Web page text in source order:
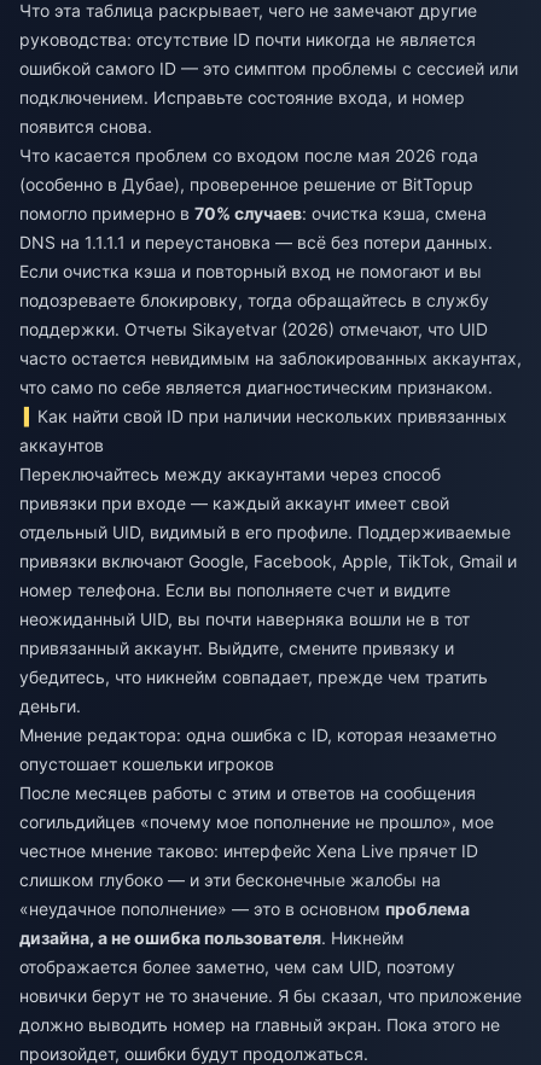
Что эта таблица раскрывает, чего не замечают другие
руководства: отсутствие ID почти никогда не является
ошибкой самого ID — это симптом проблемы с сессией или
подключением. Исправьте состояние входа, и номер
появится снова.
Что касается проблем со входом после мая 2026 года
(особенно в Дубае), проверенное решение от BitTopup
помогло примерно в 70% случаев: очистка кэша, смена
DNS на 1.1.1.1 и переустановка — всё без потери данных.
Если очистка кэша и повторный вход не помогают и вы
подозреваете блокировку, тогда обращайтесь в службу
поддержки. Отчеты Sikayetvar (2026) отмечают, что UID
часто остается невидимым на заблокированных аккаунтах,
что само по себе является диагностическим признаком.
Как найти свой ID при наличии нескольких привязанных
аккаунтов
Переключайтесь между аккаунтами через способ
привязки при входе — каждый аккаунт имеет свой
отдельный UID, видимый в его профиле. Поддерживаемые
привязки включают Google, Facebook, Apple, TikTok, Gmail и
номер телефона. Если вы пополняете счет и видите
неожиданный UID, вы почти наверняка вошли не в тот
привязанный аккаунт. Выйдите, смените привязку и
убедитесь, что никнейм совпадает, прежде чем тратить
деньги.
Мнение редактора: одна ошибка с ID, которая незаметно
опустошает кошельки игроков
После месяцев работы с этим и ответов на сообщения
согильдийцев «почему мое пополнение не прошло», мое
честное мнение таково: интерфейс Xena Live прячет ID
слишком глубоко — и эти бесконечные жалобы на
«неудачное пополнение» — это в основном проблема
дизайна, а не ошибка пользователя. Никнейм
отображается более заметно, чем сам UID, поэтому
новички берут не то значение. Я бы сказал, что приложение
должно выводить номер на главный экран. Пока этого не
произойдет, ошибки будут продолжаться.